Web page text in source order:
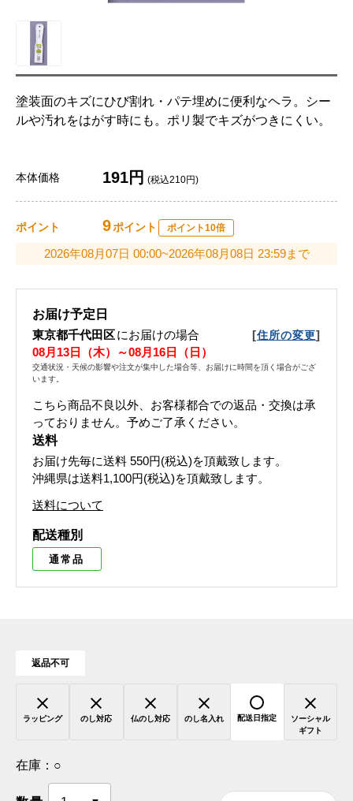
塗装面のキズにひび割れ・パテ埋めに便利なヘラ。シー
ルや汚れをはがす時にも。ポリ製でキズがつきにくい。
本体価格 191円 (税込210円)
ポイント 9ポイント ポイント10倍
2026年08月07日 00:00~2026年08月08日 23:59まで
お届け予定日
東京都千代田区にお届けの場合 [住所の変更]
08月13日（木）～08月16日（日）
交通状況・天候の影響や注文が集中した場合等、お届けに時間を頂く場合がござ
います。
こちら商品不良以外、お客様都合での返品・交換は承
っておりません。予めご了承ください。
送料
お届け先毎に送料 550円(税込)を頂戴致します。
沖縄県は送料1,100円(税込)を頂戴致します。
送料について
配送種別
通常品
返品不可
ラッピング のし対応 仏のし対応 のし名入れ 配送日指定
ソーシャル
ギフト
在庫： ○